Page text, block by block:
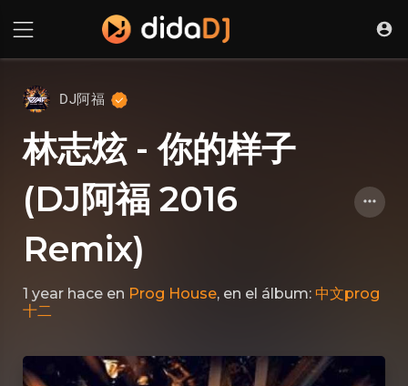
DJ阿福
林志炫 - 你的样子
(DJ阿福 2016
Remix)
1 year hace en Prog House, en el álbum: 中文prog
十二